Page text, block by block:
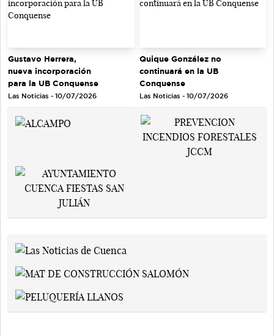
Gustavo Herrera,
nueva incorporación
para la UB Conquense
Las Noticias - 10/07/2026
Quique González no
continuará en la UB
Conquense
Las Noticias - 10/07/2026